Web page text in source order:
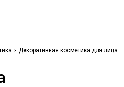
Декоративная косметика для лица